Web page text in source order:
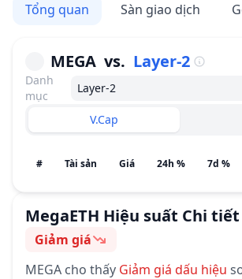
Tổng quan Sàn giao dịch
MEGA vs. Layer-2
Danh
mục
Layer-2
V.Cap
# Tài sản Giá 24h % 7d %
MegaETH Hiệu suất Chi tiết
Cảm tính
Giảm giá
MEGA cho thấy Giảm giá dấu hiệu